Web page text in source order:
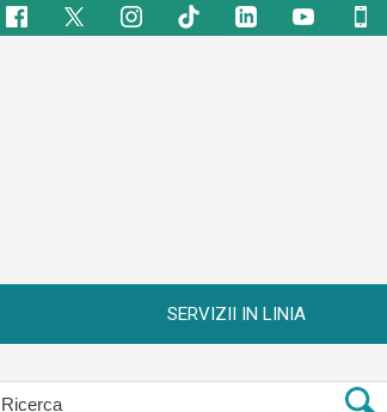
SERVIZII IN LINIA